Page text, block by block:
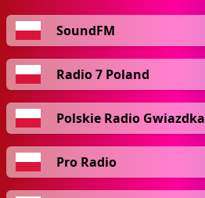
SoundFM
Radio 7 Poland
Polskie Radio Gwiazdka
Pro Radio